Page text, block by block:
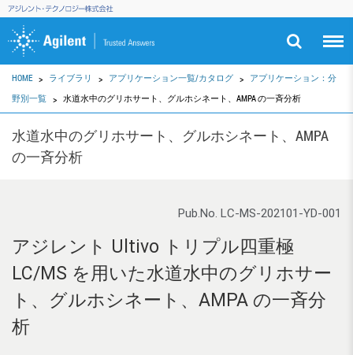
HOME ライブラリ アプリケーション一覧/カタログ
アプリケーション：分
野別一覧
水道水中のグリホサート、グルホシネート、AMPA の一斉分析
水道水中のグリホサート、グルホシネート、AMPA
の一斉分析
Pub.No. LC-MS-202101-YD-001
アジレント Ultivo トリプル四重極
LC/MS を用いた水道水中のグリホサー
ト、グルホシネート、AMPA の一斉分
析